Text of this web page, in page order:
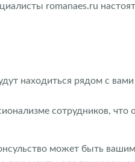
romanaes.ru
находиться рядом с
сотрудников, что
может быть